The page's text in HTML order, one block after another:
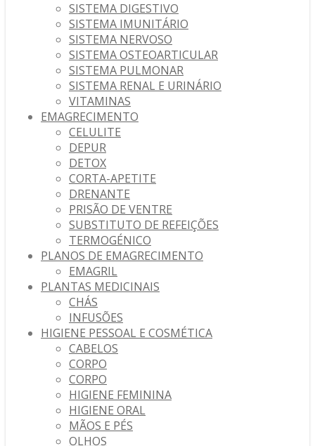
SISTEMA DIGESTIVO
SISTEMA IMUNITÁRIO
SISTEMA NERVOSO
SISTEMA OSTEOARTICULAR
SISTEMA PULMONAR
SISTEMA RENAL E URINÁRIO
VITAMINAS
EMAGRECIMENTO
CELULITE
DEPUR
DETOX
CORTA-APETITE
DRENANTE
PRISÃO DE VENTRE
SUBSTITUTO DE REFEIÇÕES
TERMOGÉNICO
PLANOS DE EMAGRECIMENTO
EMAGRIL
PLANTAS MEDICINAIS
CHÁS
INFUSÕES
HIGIENE PESSOAL E COSMÉTICA
CABELOS
CORPO
CORPO
HIGIENE FEMININA
HIGIENE ORAL
MÃOS E PÉS
OLHOS